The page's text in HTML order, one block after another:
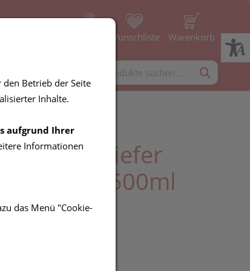
Wunschliste Warenkorb
500ml
Betrieb der Seite
Inhalte.
aufgrund Ihrer
Informationen
das Menü "Cookie-